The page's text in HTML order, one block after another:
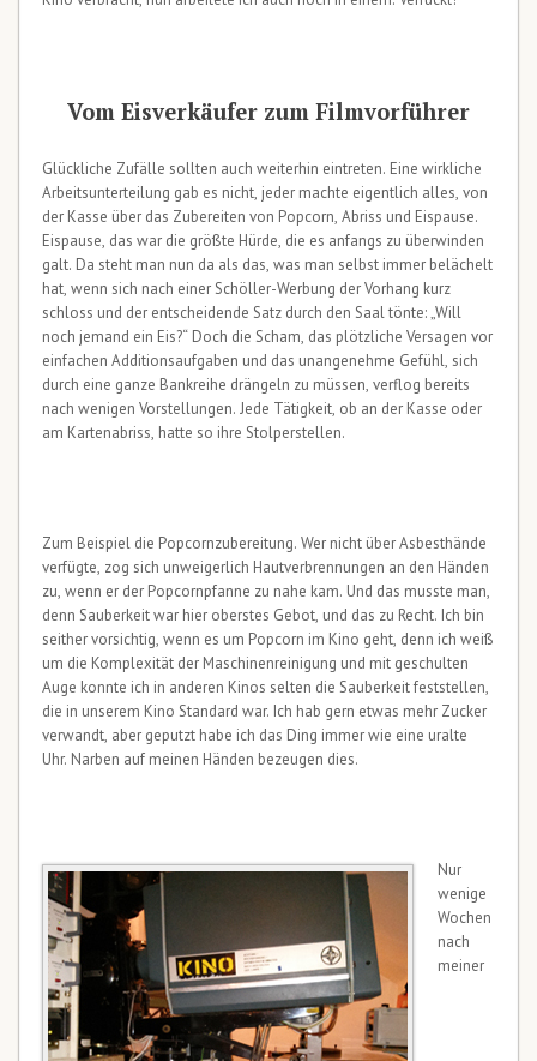
Vom Eisverkäufer zum Filmvorführer
Glückliche Zufälle sollten auch weiterhin eintreten. Eine wirkliche
Arbeitsunterteilung gab es nicht, jeder machte eigentlich alles, von
der Kasse über das Zubereiten von Popcorn, Abriss und Eispause.
Eispause, das war die größte Hürde, die es anfangs zu überwinden
galt. Da steht man nun da als das, was man selbst immer belächelt
hat, wenn sich nach einer Schöller-Werbung der Vorhang kurz
schloss und der entscheidende Satz durch den Saal tönte: „Will
noch jemand ein Eis?“ Doch die Scham, das plötzliche Versagen vor
einfachen Additionsaufgaben und das unangenehme Gefühl, sich
durch eine ganze Bankreihe drängeln zu müssen, verflog bereits
nach wenigen Vorstellungen. Jede Tätigkeit, ob an der Kasse oder
am Kartenabriss, hatte so ihre Stolperstellen.
Zum Beispiel die Popcornzubereitung. Wer nicht über Asbesthände
verfügte, zog sich unweigerlich Hautverbrennungen an den Händen
zu, wenn er der Popcornpfanne zu nahe kam. Und das musste man,
denn Sauberkeit war hier oberstes Gebot, und das zu Recht. Ich bin
seither vorsichtig, wenn es um Popcorn im Kino geht, denn ich weiß
um die Komplexität der Maschinenreinigung und mit geschulten
Auge konnte ich in anderen Kinos selten die Sauberkeit feststellen,
die in unserem Kino Standard war. Ich hab gern etwas mehr Zucker
verwandt, aber geputzt habe ich das Ding immer wie eine uralte
Uhr. Narben auf meinen Händen bezeugen dies.
Nur
wenige
Wochen
nach
meiner